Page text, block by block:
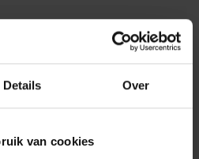
Details Over
van cookies
Mail uw vraag naar
een van onze andere